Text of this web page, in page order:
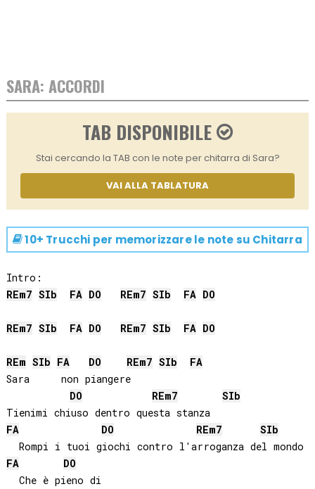
SARA: ACCORDI
TAB DISPONIBILE
Stai cercando la TAB con le note per chitarra di Sara?
VAI ALLA TABLATURA
10+ Trucchi per memorizzare le note su Chitarra
REm7 SIb FA DO REm7 SIb FA DO
REm7 SIb FA DO REm7 SIb FA DO
REm SIb FA DO REm7 SIb
FA
Sara     non piangere
DO
REm7
SIb
Tienimi chiuso dentro questa stanza
FA
DO REm7
SIb
FA
DO
  Che è pieno di